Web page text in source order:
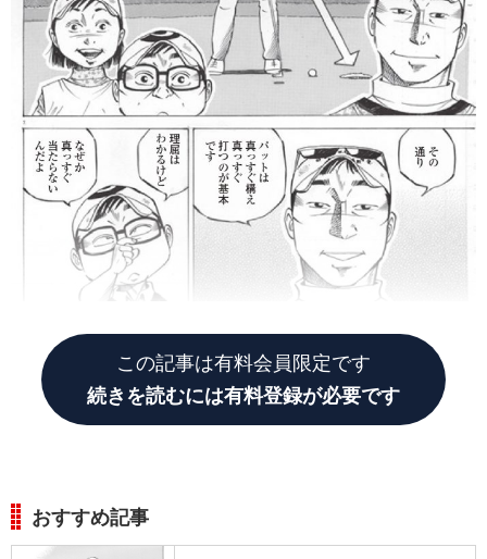
この記事は有料会員限定です
続きを読むには有料登録が必要です
おすすめ記事